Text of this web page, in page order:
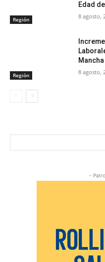
Región
Edad
8 agosto,
Región 8 agosto,
-